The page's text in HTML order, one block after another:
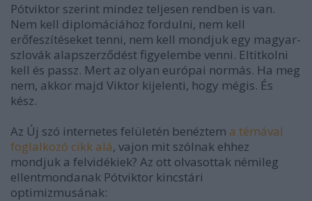
Pótviktor szerint mindez teljesen rendben is van.
Nem kell diplomáciához fordulni, nem kell
erőfeszítéseket tenni, nem kell mondjuk egy magyar-
szlovák alapszerződést figyelembe venni. Eltitkolni
kell és passz. Mert az olyan európai normás. Ha meg
nem, akkor majd Viktor kijelenti, hogy mégis. És
kész.
Az Új szó internetes felületén benéztem a témával
foglalkozó cikk alá, vajon mit szólnak ehhez
mondjuk a felvidékiek? Az ott olvasottak némileg
ellentmondanak Pótviktor kincstári
optimizmusának: